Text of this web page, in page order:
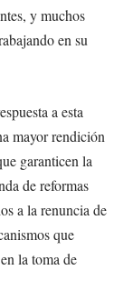
y muchos
en su
a esta
mayor rendición
garanticen la
de reformas
a la renuncia de
que
la toma de